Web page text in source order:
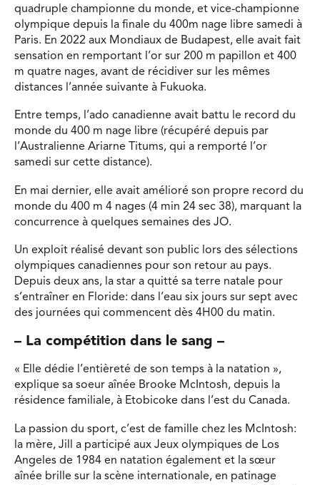
quadruple championne du monde, et vice-championne
olympique depuis la finale du 400m nage libre samedi à
Paris. En 2022 aux Mondiaux de Budapest, elle avait fait
sensation en remportant l’or sur 200 m papillon et 400
m quatre nages, avant de récidiver sur les mêmes
distances l’année suivante à Fukuoka.
Entre temps, l’ado canadienne avait battu le record du
monde du 400 m nage libre (récupéré depuis par
l’Australienne Ariarne Titums, qui a remporté l’or
samedi sur cette distance).
En mai dernier, elle avait amélioré son propre record du
monde du 400 m 4 nages (4 min 24 sec 38), marquant la
concurrence à quelques semaines des JO.
Un exploit réalisé devant son public lors des sélections
olympiques canadiennes pour son retour au pays.
Depuis deux ans, la star a quitté sa terre natale pour
s’entraîner en Floride: dans l’eau six jours sur sept avec
des journées qui commencent dès 4H00 du matin.
– La compétition dans le sang –
« Elle dédie l’entièreté de son temps à la natation »,
explique sa soeur aînée Brooke McIntosh, depuis la
résidence familiale, à Etobicoke dans l’est du Canada.
La passion du sport, c’est de famille chez les McIntosh:
la mère, Jill a participé aux Jeux olympiques de Los
Angeles de 1984 en natation également et la sœur
aînée brille sur la scène internationale, en patinage